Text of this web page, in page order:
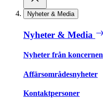
Nyheter & Media
Nyheter & Media
Nyheter från koncernen
Affärsområdesnyheter
Kontaktpersoner